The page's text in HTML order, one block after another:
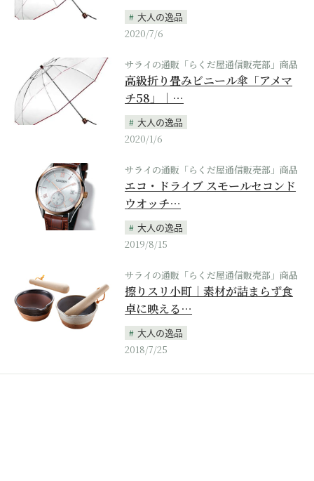
大人の逸品
2020/7/6
サライの通販「らくだ屋通信販売部」商品
高級折り畳みビニール傘「アメマ
チ58」｜…
大人の逸品
2020/1/6
サライの通販「らくだ屋通信販売部」商品
エコ・ドライブ スモールセコンド
ウオッチ…
大人の逸品
2019/8/15
サライの通販「らくだ屋通信販売部」商品
擦りスリ小町｜素材が詰まらず食
卓に映える…
大人の逸品
2018/7/25